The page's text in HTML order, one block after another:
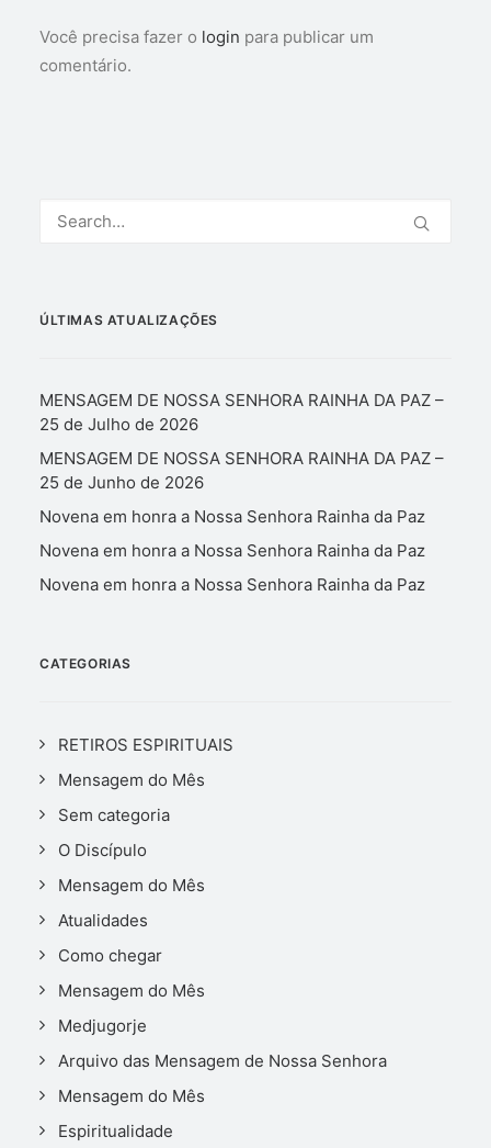
Você precisa fazer o login para publicar um
comentário.
ÚLTIMAS ATUALIZAÇÕES
MENSAGEM DE NOSSA SENHORA RAINHA DA PAZ –
25 de Julho de 2026
MENSAGEM DE NOSSA SENHORA RAINHA DA PAZ –
25 de Junho de 2026
Novena em honra a Nossa Senhora Rainha da Paz
Novena em honra a Nossa Senhora Rainha da Paz
Novena em honra a Nossa Senhora Rainha da Paz
CATEGORIAS
RETIROS ESPIRITUAIS
Mensagem do Mês
Sem categoria
O Discípulo
Mensagem do Mês
Atualidades
Como chegar
Mensagem do Mês
Medjugorje
Arquivo das Mensagem de Nossa Senhora
Mensagem do Mês
Espiritualidade